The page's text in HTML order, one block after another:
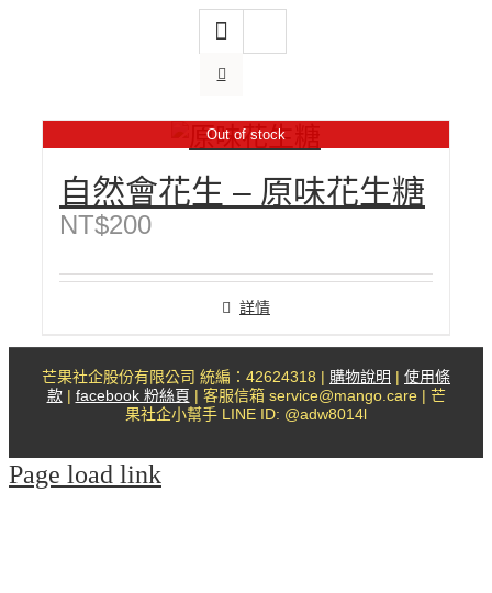
Out of stock
自然會花生 – 原味花生糖
NT$200
詳情
芒果社企股份有限公司 統編：42624318 | 購物說明 | 使用條
款| facebook 粉絲頁 | 客服信箱 service@mango.care | 芒
果社企小幫手 LINE ID: @adw8014l
Page load link